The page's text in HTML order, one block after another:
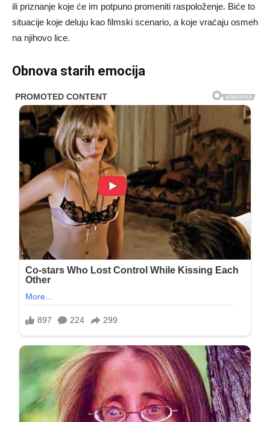
ili priznanje koje će im potpuno promeniti raspoloženje. Biće to
situacije koje deluju kao filmski scenario, a koje vraćaju osmeh
na njihovo lice.
Obnova starih emocija